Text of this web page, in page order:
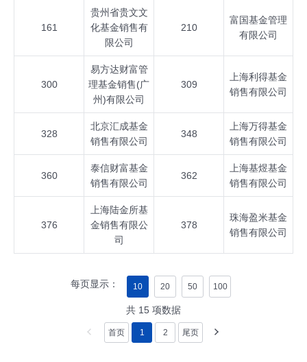
161
贵州省贵文文
化基金销售有
限公司
210
富国基金管理
有限公司
300
易方达财富管
理基金销售(广
州)有限公司
309
上海利得基金
销售有限公司
328
北京汇成基金
销售有限公司
348
上海万得基金
销售有限公司
360
泰信财富基金
销售有限公司
362
上海基煜基金
销售有限公司
376
上海陆金所基
金销售有限公
司
378
珠海盈米基金
销售有限公司
每页显示： 10 20 50 100
共 15 项数据
首页 1 2 尾页